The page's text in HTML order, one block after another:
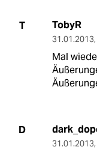
T TobyR
31.01.2013,
Mal
D
31.01.2013,